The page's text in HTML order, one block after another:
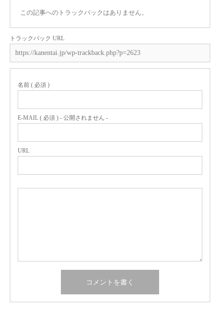
この記事へのトラックバックはありません。
トラックバック URL
名前 ( 必須 )
E-MAIL ( 必須 ) - 公開されません -
URL